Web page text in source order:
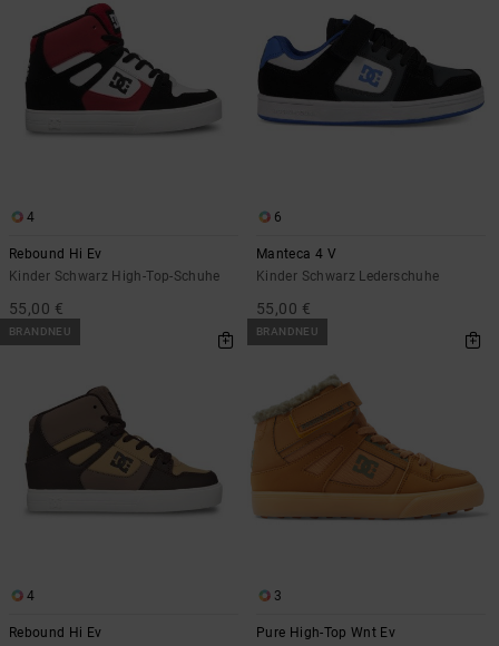
4
Rebound Hi Ev
Kinder Schwarz High-Top-Schuhe
55,00 €
6
Manteca 4 V
Kinder Schwarz Lederschuhe
55,00 €
BRANDNEU
4
Rebound Hi Ev
BRANDNEU
3
Pure High-Top Wnt Ev